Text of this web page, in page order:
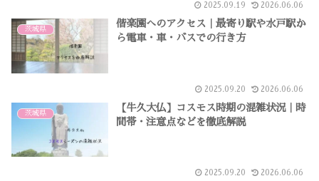
2025.09.19 2026.06.06
茨城県
偕楽園へのアクセス｜最寄り駅や水戸駅か
ら電車・車・バスでの行き方
2025.09.20 2026.06.06
茨城県
【牛久大仏】コスモス時期の混雑状況｜時
間帯・注意点などを徹底解説
2025.09.20 2026.06.06